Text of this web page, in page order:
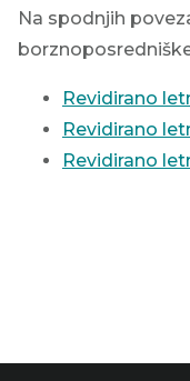
Na spodnjih
Revidirano
Revidirano
Revidirano